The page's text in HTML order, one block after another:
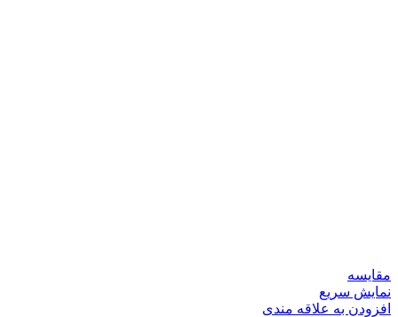
مقايسه
نمایش سریع
افزودن به علاقه مندی